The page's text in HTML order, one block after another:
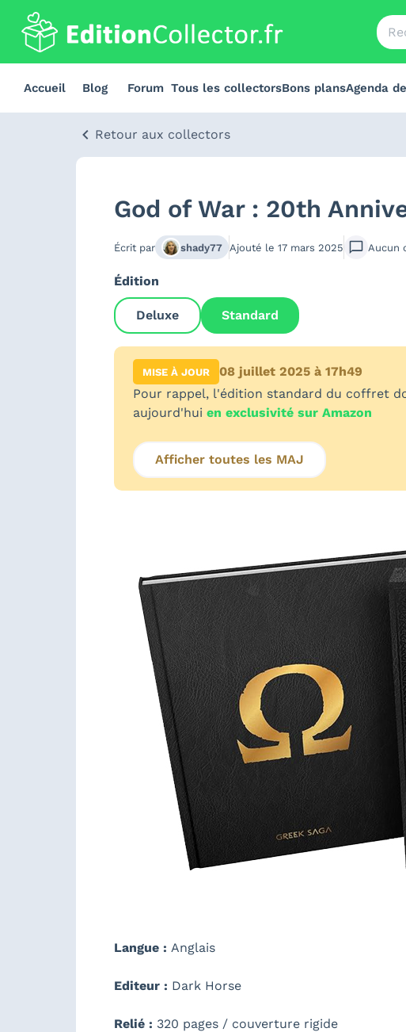
Accueil Blog Forum Tous les collectorsBons plansAgenda
Retour aux collectors
God of War : 20th
Écrit par shady77 Ajouté le 17 mars 2025 Aucun
Édition
Deluxe Standard
MISE À JOUR
08 juillet 2025 à 17h49
Pour rappel, l'édition standard du coffret
aujourd'hui en exclusivité sur Amazon
Afficher toutes les MAJ
Langue : Anglais
Editeur : Dark Horse
Relié : 320 pages / couverture rigide